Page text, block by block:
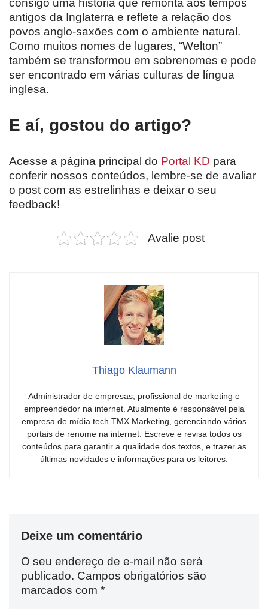
consigo uma história que remonta aos tempos
antigos da Inglaterra e reflete a relação dos
povos anglo-saxões com o ambiente natural.
Como muitos nomes de lugares, “Welton”
também se transformou em sobrenomes e pode
ser encontrado em várias culturas de língua
inglesa.
E aí, gostou do artigo?
Acesse a página principal do Portal KD para
conferir nossos conteúdos, lembre-se de avaliar
o post com as estrelinhas e deixar o seu
feedback!
Avalie post
Thiago Klaumann
Administrador de empresas, profissional de marketing e
empreendedor na internet. Atualmente é responsável pela
empresa de mídia tech TMX Marketing, gerenciando vários
portais de renome na internet. Escreve e revisa todos os
conteúdos para garantir a qualidade dos textos, e trazer as
últimas novidades e informações para os leitores.
Deixe um comentário
O seu endereço de e-mail não será
publicado. Campos obrigatórios são
marcados com *